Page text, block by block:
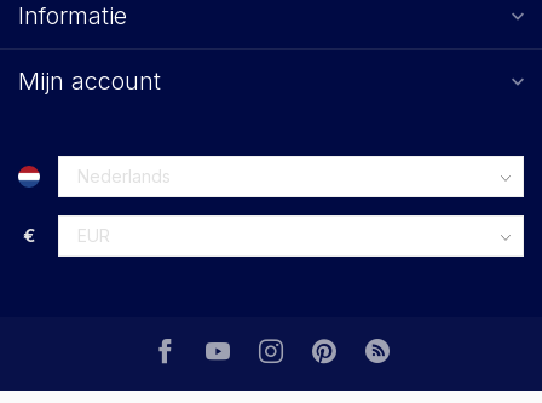
Informatie
Mijn account
€